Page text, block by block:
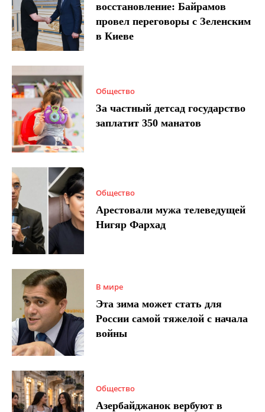
восстановление: Байрамов
провел переговоры с Зеленским
в Киеве
Общество
За частный детсад государство
заплатит 350 манатов
Общество
Арестовали мужа телеведущей
Нигяр Фархад
В мире
Эта зима может стать для
России самой тяжелой с начала
войны
Общество
Азербайджанок вербуют в